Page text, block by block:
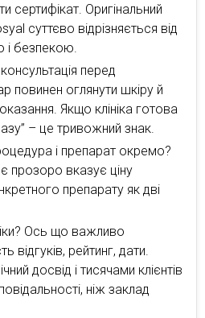
сертифікат. Оригінальний
суттєво відрізняється від
і безпекою.
перед
повинен оглянути шкіру й
Якщо клініка готова
– це тривожний знак.
і препарат окремо?
прозоро вказує ціну
препарату як дві
Ось що важливо
відгуків, рейтинг, дати.
досвід і тисячами клієнтів
ніж заклад